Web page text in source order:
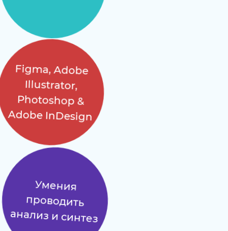
Figma, Adobe
Illustrator,
Photoshop &
Adobe InDesign
Умения
проводить
анализ и синтез